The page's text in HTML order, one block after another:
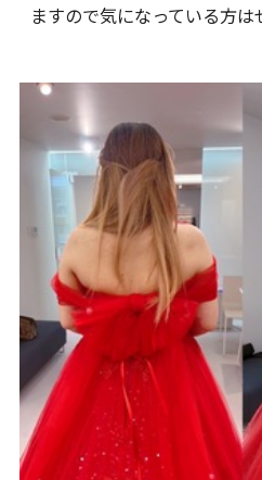
ますので気になっている方は